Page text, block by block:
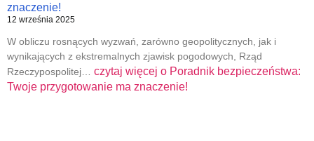
znaczenie!
12 września 2025
W obliczu rosnących wyzwań, zarówno geopolitycznych, jak i
wynikających z ekstremalnych zjawisk pogodowych, Rząd
Rzeczypospolitej… czytaj więcej o Poradnik bezpieczeństwa:
Twoje przygotowanie ma znaczenie!